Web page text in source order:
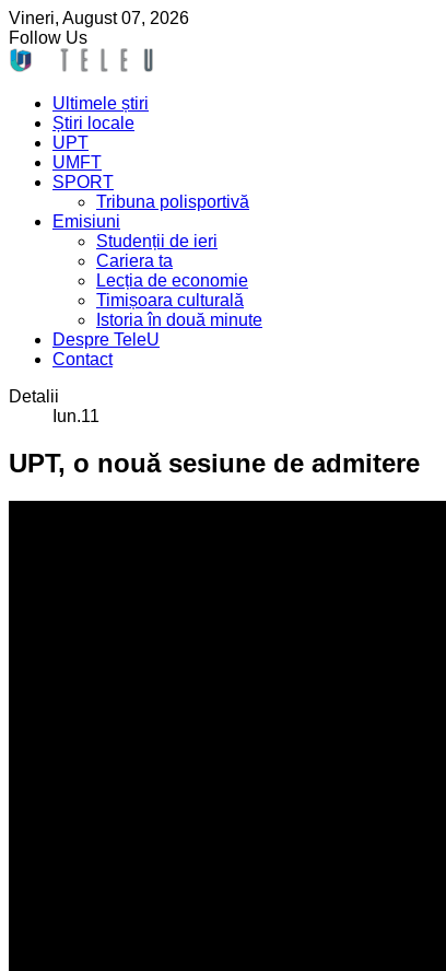
Vineri, August07, 2026
Follow Us
Ultimele știri
Știri locale
UPT
UMFT
SPORT
Tribuna polisportivă
Emisiuni
Studenții de ieri
Cariera ta
Lecția de economie
Timișoara culturală
Istoria în două minute
Despre TeleU
Contact
Detalii
Iun.11
UPT, o nouă sesiune de admitere